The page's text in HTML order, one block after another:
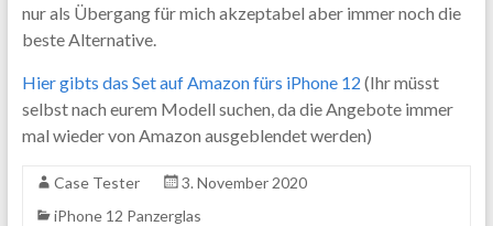
nur als Übergang für mich akzeptabel aber immer noch die
beste Alternative.
Hier gibts das Set auf Amazon fürs iPhone 12 (Ihr müsst
selbst nach eurem Modell suchen, da die Angebote immer
mal wieder von Amazon ausgeblendet werden)
Case Tester
3. November 2020
iPhone 12 Panzerglas